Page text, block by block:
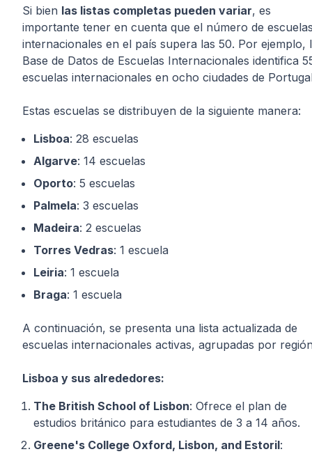
Si bien las listas completas pueden variar, es
importante tener en cuenta que el número de
internacionales en el país supera las 50. Por ejemplo,
Base de Datos de Escuelas Internacionales identifica
escuelas internacionales en ocho ciudades de
Estas escuelas se distribuyen de la siguiente manera:
Lisboa: 28 escuelas
Algarve: 14 escuelas
Oporto: 5 escuelas
Palmela: 3 escuelas
Madeira: 2 escuelas
Torres Vedras: 1 escuela
Leiria: 1 escuela
Braga: 1 escuela
A continuación, se presenta una lista actualizada de
escuelas internacionales activas, agrupadas por
Lisboa y sus alrededores:
The British School of Lisbon: Ofrece el plan de
estudios británico para estudiantes de 3 a 14 años.
Greene's College Oxford, Lisbon, and Estoril: